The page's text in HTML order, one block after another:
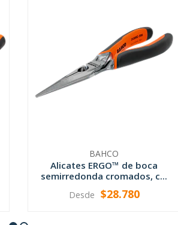
BAHCO
Alicates ERGO™ de boca
semirredonda cromados, c...
VER OPCIONES
Desde $28.780